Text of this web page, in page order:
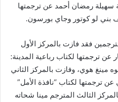
رمضان أحمد عن ترجمتها
بني لو كوتور وجاي بورسون.
فقد فازت بالمركز الأول
عن ترجمتها لكتاب رباعية المدينة:
مينغ هوي، وفازت بالمركز الثاني
ترجمتها لكتاب “نافذة الأمل”
الثالث المترجم مينا شحاته